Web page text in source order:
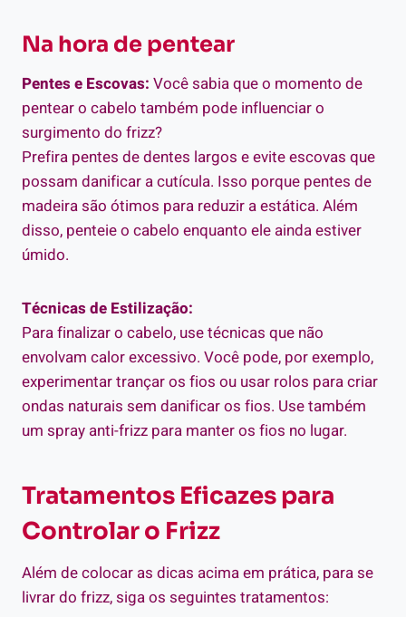
Na hora de pentear
Pentes e Escovas: Você sabia que o momento de
pentear o cabelo também pode influenciar o
surgimento do frizz?
Prefira pentes de dentes largos e evite escovas que
possam danificar a cutícula. Isso porque pentes de
madeira são ótimos para reduzir a estática. Além
disso, penteie o cabelo enquanto ele ainda estiver
úmido.
Técnicas de Estilização:
Para finalizar o cabelo, use técnicas que não
envolvam calor excessivo. Você pode, por exemplo,
experimentar trançar os fios ou usar rolos para criar
ondas naturais sem danificar os fios. Use também
um spray anti-frizz para manter os fios no lugar.
Tratamentos Eficazes para
Controlar o Frizz
Além de colocar as dicas acima em prática, para se
livrar do frizz, siga os seguintes tratamentos: